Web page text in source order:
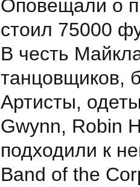
Оповещали о
стоил 75000
В честь
танцовщиков,
Артисты,
Gwynn, Robin
подходили к
Band of the